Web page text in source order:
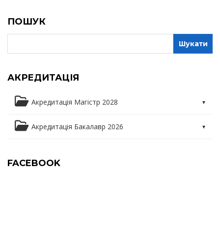
ПОШУК
АКРЕДИТАЦІЯ
Акредитація Магістр 2028
Освітня програма
Акредитація Бакалавр 2026
FACEBOOK